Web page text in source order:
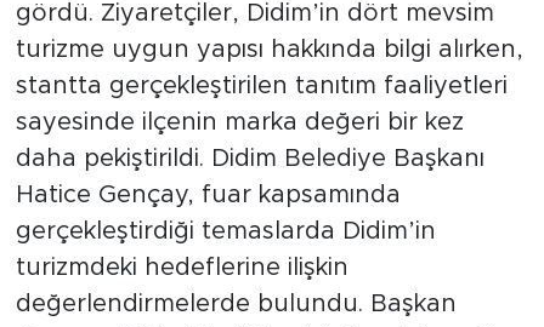
gördü. Ziyaretçiler, Didim’in dört mevsim
turizme uygun yapısı hakkında bilgi alırken,
stantta gerçekleştirilen tanıtım faaliyetleri
sayesinde ilçenin marka değeri bir kez
daha pekiştirildi. Didim Belediye Başkanı
Hatice Gençay, fuar kapsamında
gerçekleştirdiği temaslarda Didim’in
turizmdeki hedeflerine ilişkin
değerlendirmelerde bulundu. Başkan